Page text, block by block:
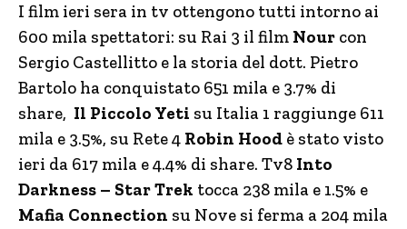
I film ieri sera in tv ottengono tutti intorno ai
600 mila spettatori: su Rai 3 il film Nour con
Sergio Castellitto e la storia del dott. Pietro
Bartolo ha conquistato 651 mila e 3.7% di
share, Il Piccolo Yeti su Italia 1 raggiunge 611
mila e 3.5%, su Rete 4 Robin Hood è stato visto
ieri da 617 mila e 4.4% di share. Tv8 Into
Darkness – Star Trek tocca 238 mila e 1.5% e
Mafia Connection su Nove si ferma a 204 mila